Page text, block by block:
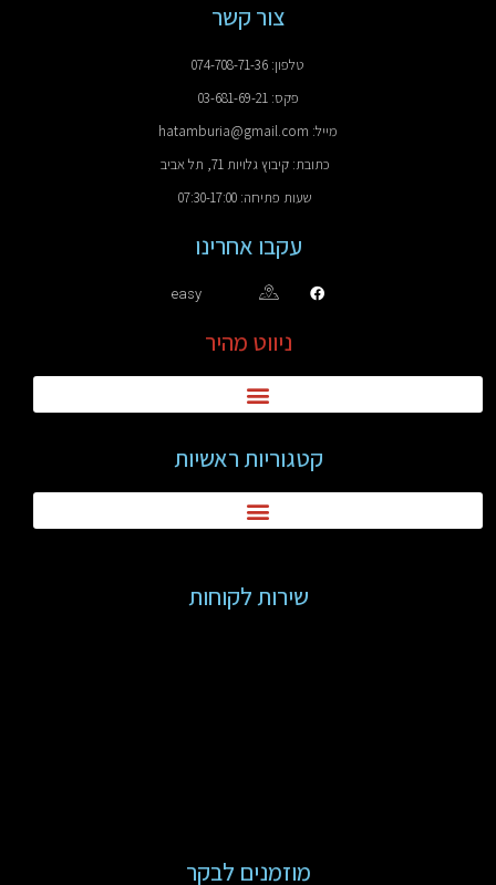
צור קשר
טלפון: 074-708-71-36
פקס: 03-681-69-21
מייל: hatamburia@gmail.com
כתובת: קיבוץ גלויות 71, תל אביב
שעות פתיחה: 07:30-17:00
עקבו אחרינו
easy
ניווט מהיר
קטגוריות ראשיות
שירות לקוחות
מוזמנים לבקר